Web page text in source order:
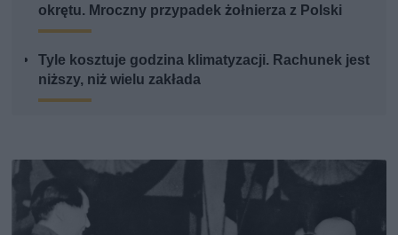
okrętu. Mroczny przypadek żołnierza z Polski
Tyle kosztuje godzina klimatyzacji. Rachunek jest
niższy, niż wielu zakłada